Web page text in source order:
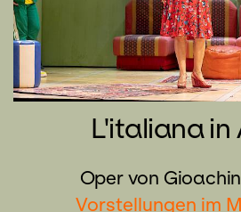
L'italiana in
Oper von
Vorstellungen im